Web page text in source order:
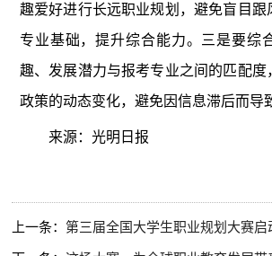
趣爱好进行长远职业规划，避免盲目跟
专业基础，提升综合能力。三是要综
趣、发展潜力与报考专业之间的匹配度
政策的动态变化，避免因信息滞后而导
来源：光明日报
上一条： 第三届全国大学生职业规划大赛启